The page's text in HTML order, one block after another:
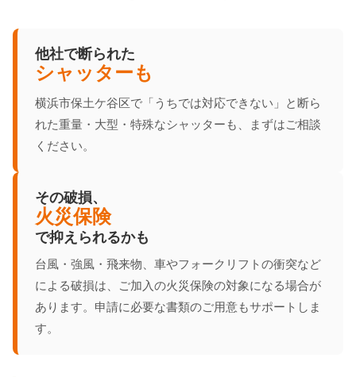
他社で断られた
シャッターも
横浜市保土ケ谷区で「うちでは対応できない」と断ら
れた重量・大型・特殊なシャッターも、まずはご相談
ください。
その破損、
火災保険
で抑えられるかも
台風・強風・飛来物、車やフォークリフトの衝突など
による破損は、ご加入の火災保険の対象になる場合が
あります。申請に必要な書類のご用意もサポートしま
す。